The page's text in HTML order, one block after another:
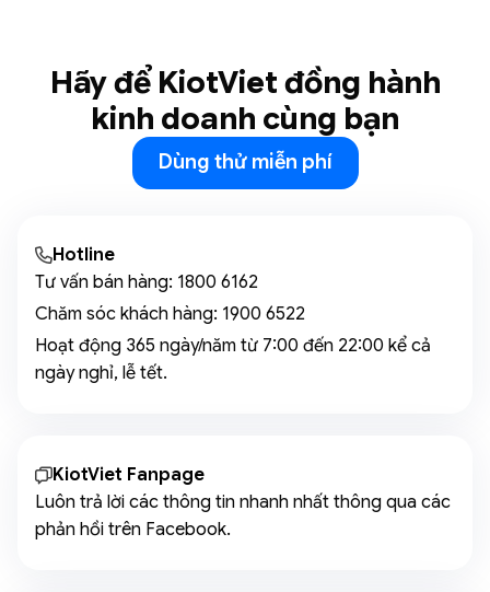
Hãy để KiotViet đồng hành
kinh doanh cùng bạn
Dùng thử miễn phí
Hotline
Tư vấn bán hàng: 1800 6162
Chăm sóc khách hàng: 1900 6522
Hoạt động 365 ngày/năm từ 7:00 đến 22:00 kể cả
ngày nghỉ, lễ tết.
KiotViet Fanpage
Luôn trả lời các thông tin nhanh nhất thông qua các
phản hồi trên Facebook.